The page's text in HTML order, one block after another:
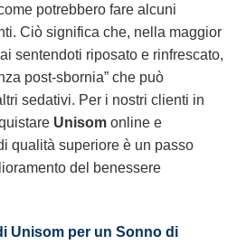
potrebbero fare alcuni
Ciò significa che, nella maggior
sentendoti riposato e rinfrescato,
post-sbornia” che può
sedativi. Per i nostri clienti in
Unisom online e
qualità superiore è un passo
del benessere
Unisom per un Sonno di